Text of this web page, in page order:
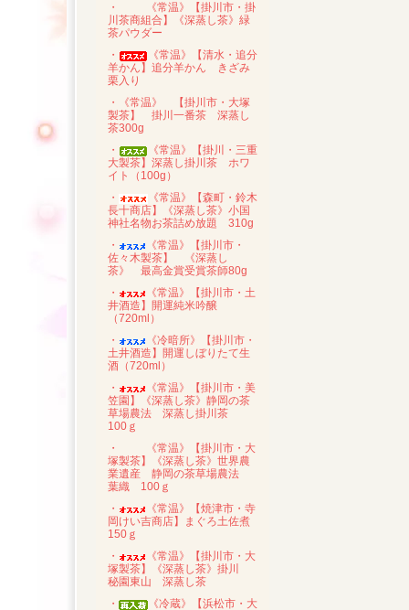
・
《常温》【掛川市・掛
川茶商組合】《深蒸し茶》緑
茶パウダー
・
《常温》【清水・追分
羊かん】追分羊かん きざみ
栗入り
・《常温》 【掛川市・大塚
製茶】 掛川一番茶 深蒸し
茶300g
・
《常温》【掛川・三重
大製茶】深蒸し掛川茶 ホワ
イト（100g）
・
《常温》【森町・鈴木
長十商店】《深蒸し茶》小国
神社名物お茶詰め放題 310g
・
《常温》【掛川市・
佐々木製茶】 《深蒸し
茶》 最高金賞受賞茶師80g
・
《常温》【掛川市・土
井酒造】開運純米吟醸
（720ml）
・
《冷暗所》【掛川市・
土井酒造】開運しぼりたて生
酒（720ml）
・
《常温》【掛川市・美
笠園】《深蒸し茶》静岡の茶
草場農法 深蒸し掛川茶
100ｇ
・
《常温》【掛川市・大
塚製茶】《深蒸し茶》世界農
業遺産 静岡の茶草場農法
葉織 100ｇ
・
《常温》【焼津市・寺
岡けい吉商店】まぐろ土佐煮
150ｇ
・
《常温》【掛川市・大
塚製茶】《深蒸し茶》掛川
秘園東山 深蒸し茶
・
《冷蔵》【浜松市・大